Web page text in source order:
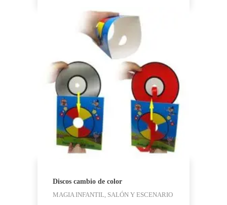
29,95 €.
Discos cambio de color
MAGIA INFANTIL, SALÓN Y ESCENARIO